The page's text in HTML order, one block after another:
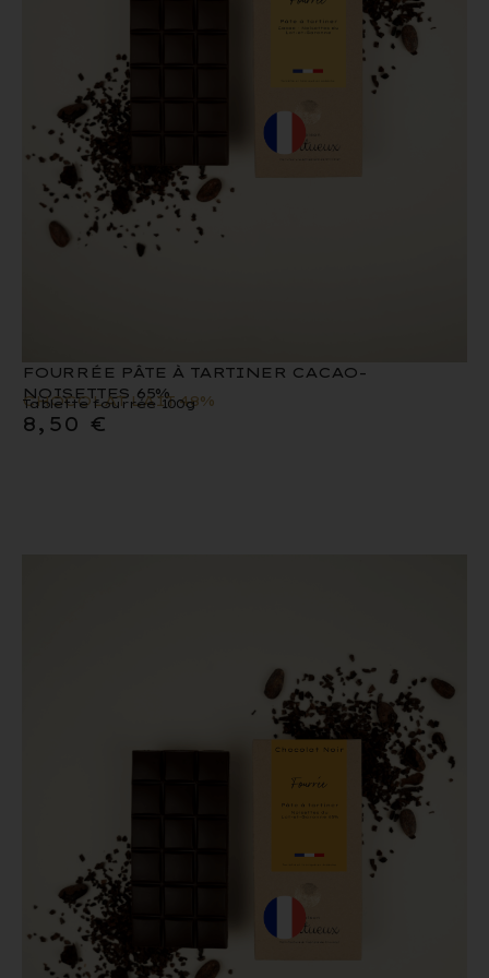
FOURRÉE PÂTE À TARTINER CACAO-
NOISETTES 65%
CHOCOLAT LAIT 48%
Tablette fourrée 100g
8,50 €